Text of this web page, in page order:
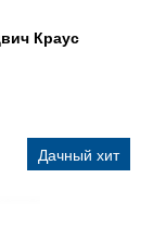
Краус
Дачный хит